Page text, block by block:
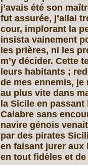
j’avais été son
fut assurée, j’allai
cour, implorant la
insista vainement
les prières, ni les
m’y décider. Cette
leurs habitants ;
de mes ennemis, je
au plus vite dans
la Sicile en
Calabre sans
navire génois
par des pirates
en faisant jurer aux
en tout fidèles et